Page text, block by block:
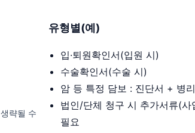
략될 수
유형별(예)
입·퇴원확인서(입원 시)
수술확인서(수술 시)
암 등 특정 담보 : 진단서 + 병
법인/단체 청구 시 추가서류(사
필요